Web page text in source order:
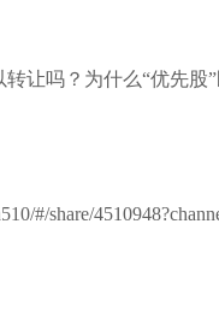
让吗？为什么“优先
#/share/